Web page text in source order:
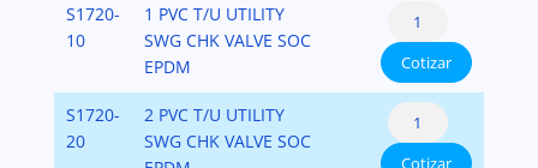
S1720-
10
1 PVC T/U UTILITY
SWG CHK VALVE SOC
EPDM
True
Union
Utility
Swing
Check
Valves
Cotizar
S1720-
20
2 PVC T/U UTILITY
SWG CHK VALVE SOC
True
Union
Cotizar